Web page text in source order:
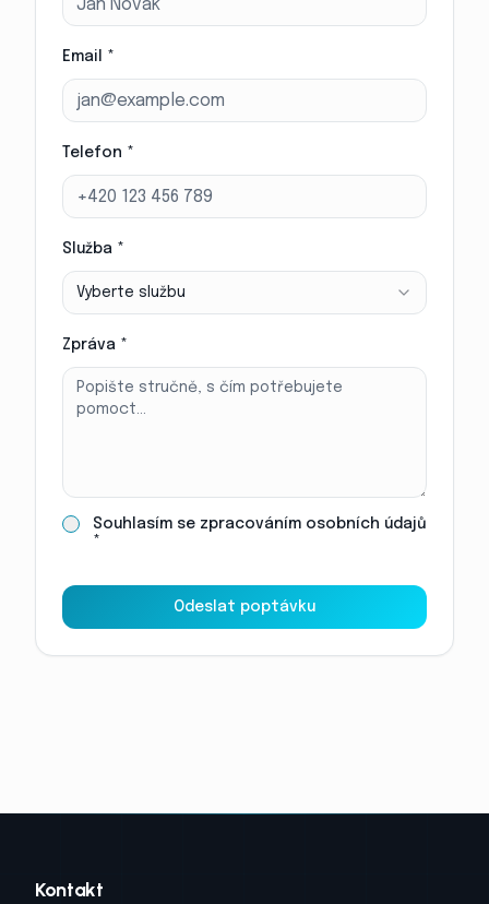
Email *
Telefon *
Služba *
Vyberte službu
Zpráva *
Souhlasím se zpracováním osobních údajů
*
Odeslat poptávku
Kontakt